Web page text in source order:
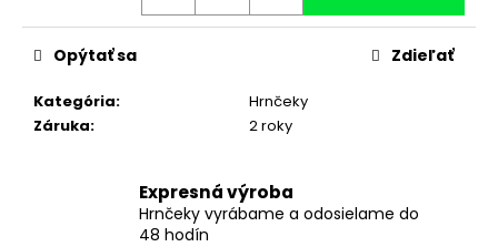
Kategória:
Hrnčeky
Záruka: 2 roky
Opýtať sa Zdieľať
Expresná výroba
Hrnčeky vyrábame a odosielame do
48 hodín
330ML
BIELY
€